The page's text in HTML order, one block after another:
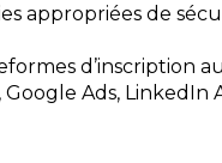
appropriées de
d’inscription
Ads, LinkedIn